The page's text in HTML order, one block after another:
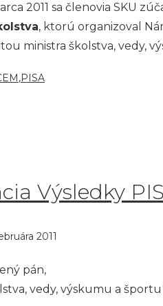
2011 sa členovia SKU
, ktorú organizoval
ministra školstva, vedy,
,PISA
Výsledky
2011
pán,
vedy, výskumu a